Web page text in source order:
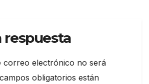
respuesta
correo electrónico no será
obligatorios están